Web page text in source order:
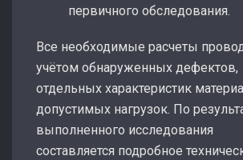
первичного обследования.
Все необходимые расчеты
учётом обнаруженных дефектов,
отдельных характеристик
допустимых нагрузок. По
выполненного исследования
составляется подробное